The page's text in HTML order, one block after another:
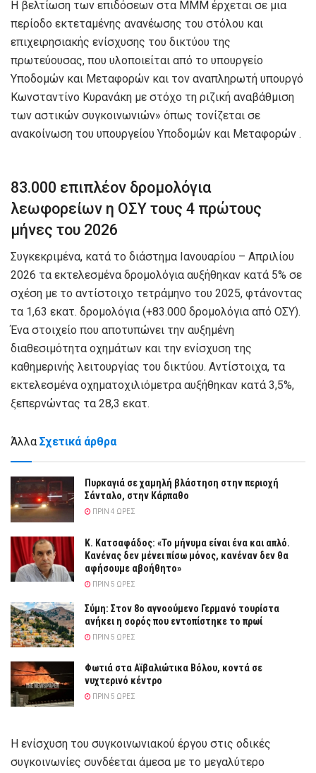
Η βελτίωση των επιδόσεων στα ΜΜΜ έρχεται σε μια
περίοδο εκτεταμένης ανανέωσης του στόλου και
επιχειρησιακής ενίσχυσης του δικτύου της
πρωτεύουσας, που υλοποιείται από το υπουργείο
Υποδομών και Μεταφορών και τον αναπληρωτή υπουργό
Κωνσταντίνο Κυρανάκη με στόχο τη ριζική αναβάθμιση
των αστικών συγκοινωνιών» όπως τονίζεται σε
ανακοίνωση του υπουργείου Υποδομών και Μεταφορών .
83.000 επιπλέον δρομολόγια
λεωφορείων η ΟΣΥ τους 4 πρώτους
μήνες του 2026
Συγκεκριμένα, κατά το διάστημα Ιανουαρίου – Απριλίου
2026 τα εκτελεσμένα δρομολόγια αυξήθηκαν κατά 5% σε
σχέση με το αντίστοιχο τετράμηνο του 2025, φτάνοντας
τα 1,63 εκατ. δρομολόγια (+83.000 δρομολόγια από ΟΣΥ).
Ένα στοιχείο που αποτυπώνει την αυξημένη
διαθεσιμότητα οχημάτων και την ενίσχυση της
καθημερινής λειτουργίας του δικτύου. Αντίστοιχα, τα
εκτελεσμένα οχηματοχιλιόμετρα αυξήθηκαν κατά 3,5%,
ξεπερνώντας τα 28,3 εκατ.
Άλλα Σχετικά άρθρα
Πυρκαγιά σε χαμηλή βλάστηση στην περιοχή
Σάνταλο, στην Κάρπαθο
ΠΡΙΝ 4 ΏΡΕΣ
Κ. Κατσαφάδος: «Το μήνυμα είναι ένα και απλό.
Κανένας δεν μένει πίσω μόνος, κανέναν δεν θα
αφήσουμε αβοήθητο»
ΠΡΙΝ 5 ΏΡΕΣ
Σύμη: Στον 8ο αγνοούμενο Γερμανό τουρίστα
ανήκει η σορός που εντοπίστηκε το πρωί
ΠΡΙΝ 5 ΏΡΕΣ
Φωτιά στα Αϊβαλιώτικα Βόλου, κοντά σε
νυχτερινό κέντρο
ΠΡΙΝ 5 ΏΡΕΣ
Η ενίσχυση του συγκοινωνιακού έργου στις οδικές
συγκοινωνίες συνδέεται άμεσα με το μεγαλύτερο